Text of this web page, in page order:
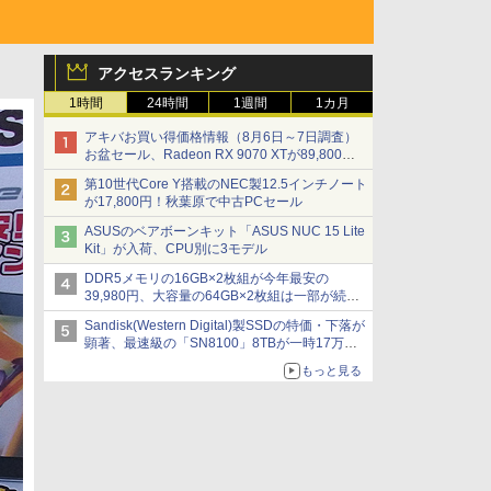
アクセスランキング
1時間 24時間 1週間 1カ月
アキバお買い得価格情報（8月6日～7日調査）
お盆セール、Radeon RX 9070 XTが89,800
円、水平周波数24.8kHz対応の17型モニターが
9,801円、暑さ指数連動セール ほか
第10世代Core Y搭載のNEC製12.5インチノート
が17,800円！秋葉原で中古PCセール
ASUSのベアボーンキット「ASUS NUC 15 Lite
Kit」が入荷、CPU別に3モデル
DDR5メモリの16GB×2枚組が今年最安の
39,980円、大容量の64GB×2枚組は一部が続騰
[8月前半のメモリ価格]
Sandisk(Western Digital)製SSDの特価・下落が
顕著、最速級の「SN8100」8TBが一時17万円
もっと見る